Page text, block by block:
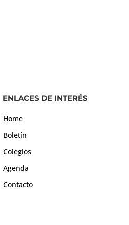
ENLACES DE INTERÉS
Home
Boletín
Colegios
Agenda
Contacto